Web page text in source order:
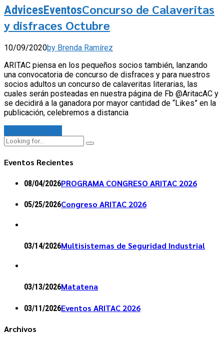
AdvicesEventosConcurso de Calaveritas
y disfraces Octubre
10/09/2020by Brenda Ramírez
ARITAC piensa en los pequeños socios también, lanzando
una convocatoria de concurso de disfraces y para nuestros
socios adultos un concurso de calaveritas literarias, las
cuales serán posteadas en nuestra página de Fb @AritacAC y
se decidirá a la ganadora por mayor cantidad de “Likes” en la
publicación, celebremos a distancia
Eventos Recientes
08/04/2026PROGRAMA CONGRESO ARITAC 2026
05/25/2026Congreso ARITAC 2026
03/14/2026Multisistemas de Seguridad Industrial
03/13/2026Matatena
03/11/2026Eventos ARITAC 2026
Archivos